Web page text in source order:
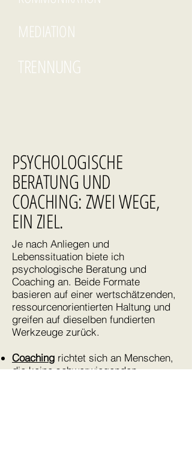
MEDIATION
TRENNUNG
PSYCHOLOGISCHE
BERATUNG UND
COACHING: ZWEI WEGE,
EIN ZIEL.
Je nach Anliegen und
Lebenssituation biete ich
psychologische Beratung und
Coaching an. Beide Formate
basieren auf einer wertschätzenden,
ressourcenorientierten Haltung und
greifen auf dieselben fundierten
Werkzeuge zurück.
Coaching richtet sich an Menschen,
die keine schwerwiegenden